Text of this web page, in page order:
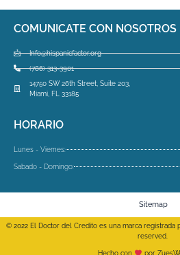
COMUNICATE CON NOSOTROS
Info@hispanicfactor.org
(786) 313-3901
14750 SW 26th Street, Suite 203,
Miami, FL 33185
HORARIO
Lunes - Viernes:
Sabado - Domingo:
Sitemap
© 2022 El Doctor del Credito es una marca registrada
reserved.
Hecho con por